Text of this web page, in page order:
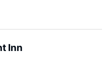
Inn